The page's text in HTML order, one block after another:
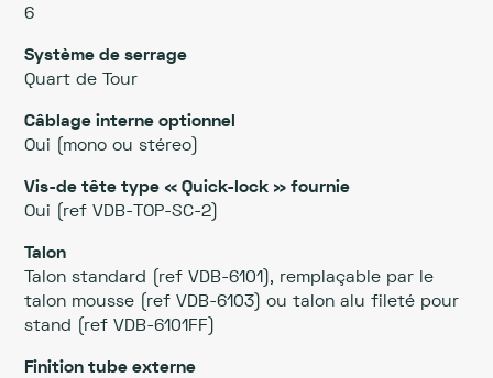
6
Système de serrage
Quart de Tour
Câblage interne optionnel
Oui (mono ou stéreo)
Vis-de tête type « Quick-lock » fournie
Oui (ref VDB-TOP-SC-2)
Talon
Talon standard (ref VDB-6101), remplaçable par le
talon mousse (ref VDB-6103) ou talon alu fileté pour
stand (ref VDB-6101FF)
Finition tube externe